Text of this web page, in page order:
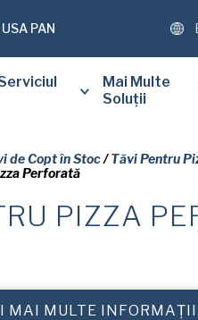
USA PAN
Mai Multe
Soluții
de Copt în Stoc/Tăvi Pentru
Perforată
PIZZA
MAI MULTE INFORMAȚII
SĂ COMPLETAȚI
SOLICITAT.